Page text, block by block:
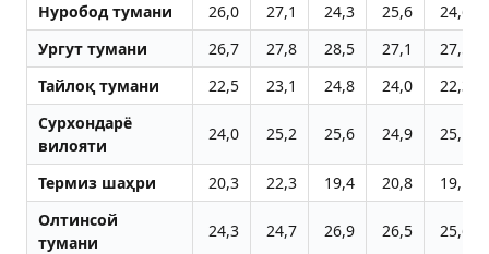
Нуробод тумани 26,0 27,1 24,3 25,6
24,6
Ургут тумани
26,7 27,8 28,5 27,1
27,5
Тайлоқ тумани
22,5 23,1 24,8 24,0
22,3
Сурхондарё
вилояти
24,0 25,2 25,6 24,9 25,1
Термиз шаҳри 20,3 22,3 19,4 20,8
19,1
Олтинсой
тумани
24,3 24,7 26,9 26,5 25,6